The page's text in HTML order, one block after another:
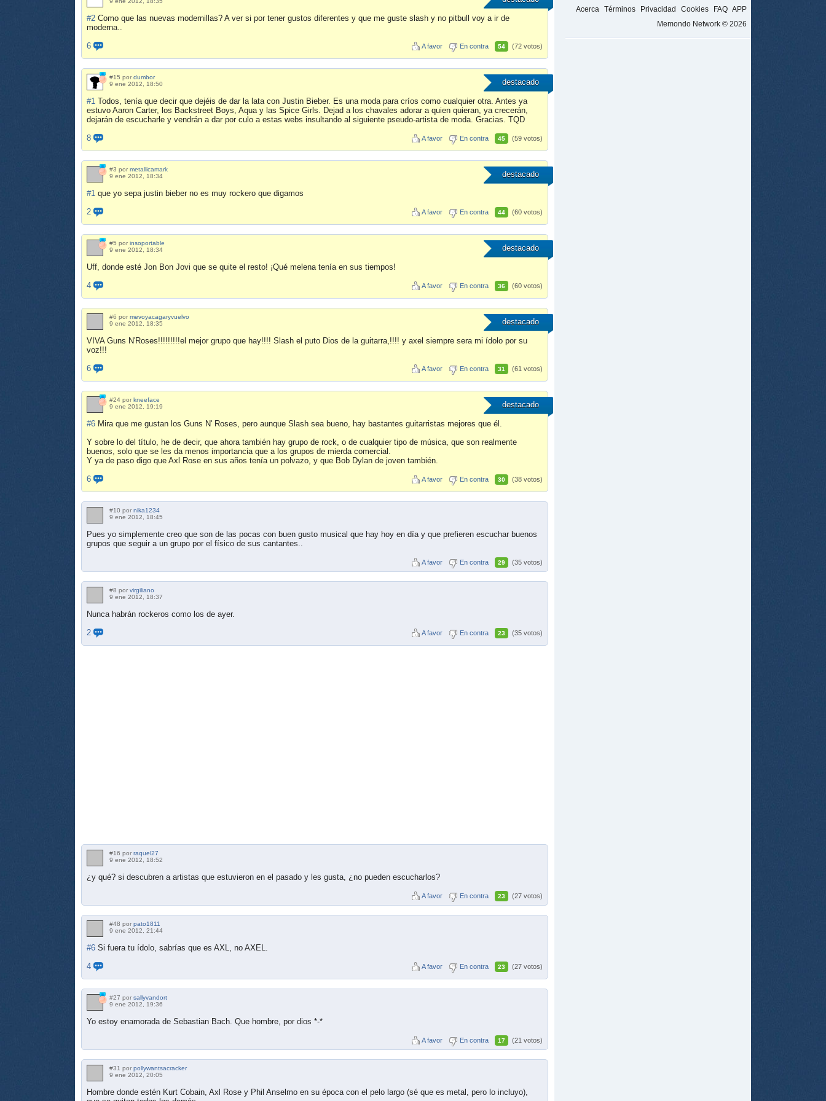
#2 Como que las nuevas modernillas? A ver si por tener gustos diferentes y que me guste slash y no pitbull voy a ir de
moderna..
6
A favor En contra 54 (72 votos)
destacado
#15 por dumbor
9 ene 2012, 18:50
#1 Todos, tenía que decir que dejéis de dar la lata con Justin Bieber. Es una moda para críos como cualquier otra. Antes ya
estuvo Aaron Carter, los Backstreet Boys, Aqua y las Spice Girls. Dejad a los chavales adorar a quien quieran, ya crecerán,
dejarán de escucharle y vendrán a dar por culo a estas webs insultando al siguiente pseudo-artista de moda. Gracias. TQD
8
A favor En contra 45 (59 votos)
destacado
#3 por metallicamark
9 ene 2012, 18:34
#1 que yo sepa justin bieber no es muy rockero que digamos
2
A favor En contra 44 (60 votos)
destacado
#5 por insoportable
9 ene 2012, 18:34
Uff, donde esté Jon Bon Jovi que se quite el resto! ¡Qué melena tenía en sus tiempos!
4
A favor En contra 36 (60 votos)
destacado
#6 por mevoyacagaryvuelvo
9 ene 2012, 18:35
VIVA Guns N'Roses!!!!!!!!!el mejor grupo que hay!!!! Slash el puto Dios de la guitarra,!!!! y axel siempre sera mi ídolo por su
voz!!!
6
A favor En contra 31 (61 votos)
destacado
#24 por kneeface
9 ene 2012, 19:19
#6 Mira que me gustan los Guns N' Roses, pero aunque Slash sea bueno, hay bastantes guitarristas mejores que él.
Y sobre lo del título, he de decir, que ahora también hay grupo de rock, o de cualquier tipo de música, que son realmente
buenos, solo que se les da menos importancia que a los grupos de mierda comercial.
Y ya de paso digo que Axl Rose en sus años tenía un polvazo, y que Bob Dylan de joven también.
6
A favor En contra 30 (38 votos)
#10 por nika1234
9 ene 2012, 18:45
Pues yo simplemente creo que son de las pocas con buen gusto musical que hay hoy en día y que prefieren escuchar buenos
grupos que seguir a un grupo por el físico de sus cantantes..
A favor En contra 29 (35 votos)
#8 por virgiliano
9 ene 2012, 18:37
Nunca habrán rockeros como los de ayer.
2
A favor En contra 23 (35 votos)
#16 por raquel27
9 ene 2012, 18:52
¿y qué? si descubren a artistas que estuvieron en el pasado y les gusta, ¿no pueden escucharlos?
A favor En contra 23 (27 votos)
#48 por pato1811
9 ene 2012, 21:44
#6 Si fuera tu ídolo, sabrías que es AXL, no AXEL.
4
A favor En contra 23 (27 votos)
#27 por sallyvandort
9 ene 2012, 19:36
Yo estoy enamorada de Sebastian Bach. Que hombre, por dios *-*
A favor En contra 17 (21 votos)
#31 por pollywantsacracker
9 ene 2012, 20:05
Hombre donde estén Kurt Cobain, Axl Rose y Phil Anselmo en su época con el pelo largo (sé que es metal, pero lo incluyo),
Acerca Términos Privacidad Cookies FAQ APP
Memondo Network © 2026